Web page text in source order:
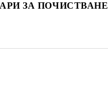
ЗА ПОЧИСТВАНЕ